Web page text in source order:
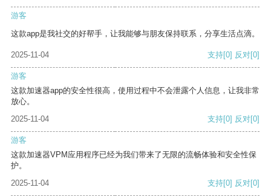
游客
这款app是我社交的好帮手，让我能够与朋友保持联系，分享生活点滴。
2025-11-04 支持[0] 反对[0]
游客
这款加速器app的安全性很高，使用过程中不会泄露个人信息，让我非常
放心。
2025-11-04
支持[0] 反对[0]
游客
这款加速器VPM应用程序已经为我们带来了无限的流畅体验和安全性保
护。
2025-11-04
支持[0] 反对[0]